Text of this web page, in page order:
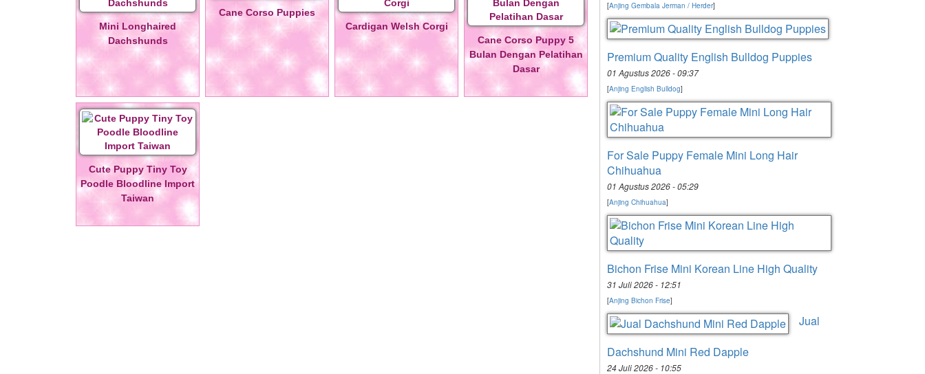
Mini Longhaired
Dachshunds
Cane Corso Puppies
Cardigan Welsh Corgi
Cane Corso Puppy 5
Bulan Dengan Pelatihan
Dasar
Cute Puppy Tiny Toy
Poodle Bloodline Import
Taiwan
[Anjing Gembala Jerman / Herder]
Premium Quality English Bulldog Puppies
01 Agustus 2026 - 09:37
[Anjing English Bulldog]
For Sale Puppy Female Mini Long Hair
Chihuahua
01 Agustus 2026 - 05:29
[Anjing Chihuahua]
Bichon Frise Mini Korean Line High Quality
31 Juli 2026 - 12:51
[Anjing Bichon Frise]
Jual
Dachshund Mini Red Dapple
24 Juli 2026 - 10:55